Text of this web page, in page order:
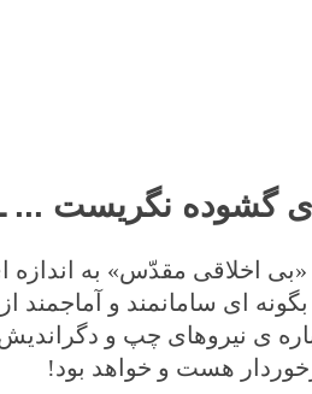
ای گشوده نگریست
«بی اخلاقی مقدّس» به
ای سامانمند و
ی نیروهای چپ و دگراندیش
هست و خواهد بود!